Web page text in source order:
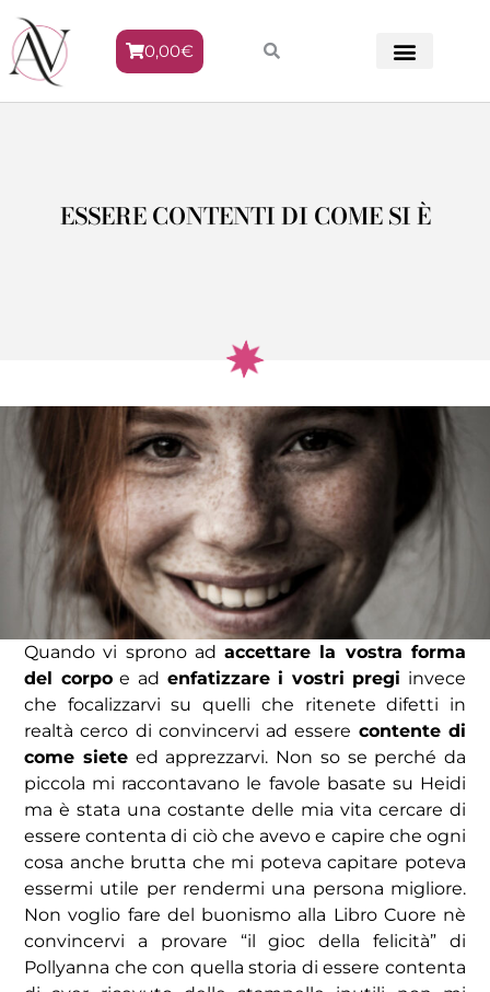
0,00€
ESSERE CONTENTI DI COME SI È
Quando vi sprono adaccettare la vostra forma
del corpoe ad enfatizzare i vostri pregi invece
che focalizzarvi su quelli che ritenete difetti in
realtà cerco di convincervi ad essere contente di
come sieteed apprezzarvi. Non so se perché da
piccola mi raccontavano le favole basate su Heidi
ma è stata una costante delle mia vita cercare di
essere contenta di ciò che avevo e capire che ogni
cosa anche brutta che mi poteva capitare poteva
essermi utile per rendermi una persona migliore.
Non voglio fare del buonismo alla Libro Cuore nè
convincervi a provare “il gioc della felicità” di
Pollyanna che con quella storia di essere contenta